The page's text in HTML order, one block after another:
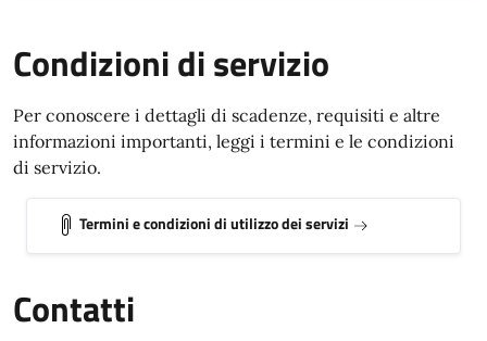
Condizioni di servizio
Per conoscere i dettagli di scadenze, requisiti e altre
informazioni importanti, leggi i termini e le condizioni
di servizio.
Termini e condizioni di utilizzo dei servizi
Contatti